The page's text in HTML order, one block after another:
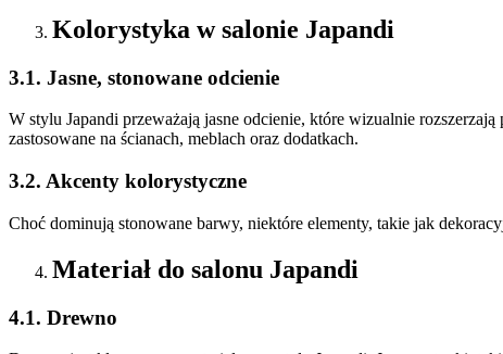
Kolorystyka w salonie Japandi
3.1. Jasne, stonowane odcienie
W stylu Japandi przeważają jasne odcienie, które wizualnie
zastosowane na ścianach, meblach oraz dodatkach.
3.2. Akcenty kolorystyczne
Choć dominują stonowane barwy, niektóre elementy, takie jak
Materiał do salonu Japandi
4.1. Drewno